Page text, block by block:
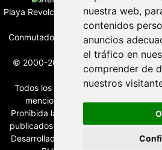
nuestra web,
contenidos
anuncios
el tráfico en
comprender de
nuestros
Playa Revolcadero 222 Col. Reforma
CIUDAD DE
Conmutador CIUDAD DE MEXICO
© 2000-2026 BURO DE
Todos los derechos
Todos los nombres, marcas,
mencionados son propiedad de
Prohibida la reproducción total o
publicados incluyendo cualquier
Desarrollado por REFRINOTICIAS